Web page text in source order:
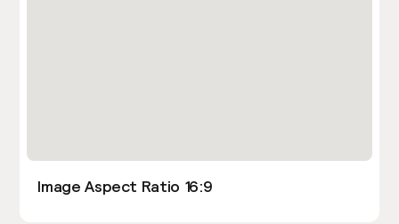
Image Aspect Ratio 16:9